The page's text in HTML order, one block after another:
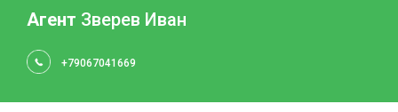
Агент Зверев Иван
+79067041669